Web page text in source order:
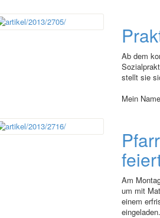
Ab dem
stellt sie
Mein
Am
um mit
einem